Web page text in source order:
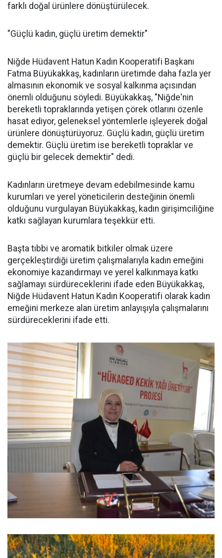
farklı doğal ürünlere dönüştürülecek.
"Güçlü kadın, güçlü üretim demektir"
Niğde Hüdavent Hatun Kadın Kooperatifi Başkanı
Fatma Büyükakkaş, kadınların üretimde daha fazla yer
almasının ekonomik ve sosyal kalkınma açısından
önemli olduğunu söyledi. Büyükakkaş, "Niğde'nin
bereketli topraklarında yetişen çörek otlarını özenle
hasat ediyor, geleneksel yöntemlerle işleyerek doğal
ürünlere dönüştürüyoruz. Güçlü kadın, güçlü üretim
demektir. Güçlü üretim ise bereketli topraklar ve
güçlü bir gelecek demektir" dedi.
Kadınların üretmeye devam edebilmesinde kamu
kurumları ve yerel yöneticilerin desteğinin önemli
olduğunu vurgulayan Büyükakkaş, kadın girişimciliğine
katkı sağlayan kurumlara teşekkür etti.
Başta tıbbi ve aromatik bitkiler olmak üzere
gerçekleştirdiği üretim çalışmalarıyla kadın emeğini
ekonomiye kazandırmayı ve yerel kalkınmaya katkı
sağlamayı sürdüreceklerini ifade eden Büyükakkaş,
Niğde Hüdavent Hatun Kadın Kooperatifi olarak kadın
emeğini merkeze alan üretim anlayışıyla çalışmalarını
sürdüreceklerini ifade etti.